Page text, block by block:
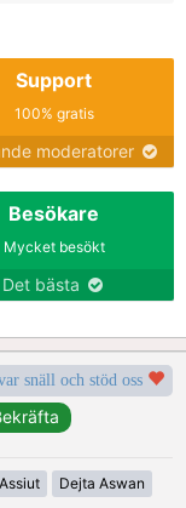
Support
100% gratis
moderatorer
Besökare
Mycket besökt
Det bästa
snäll och stöd oss
Dejta Aswan